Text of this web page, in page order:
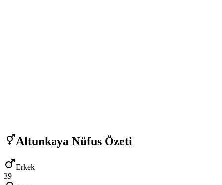
Altunkaya Nüfus Özeti
Erkek
39